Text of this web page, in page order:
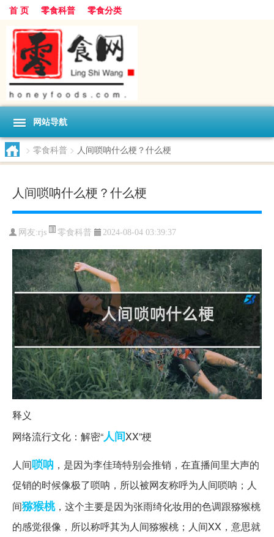
首 页 零食科普 零食分类
网站导航
> 零食科普 > 人间唢呐什么梗？什么梗
人间唢呐什么梗？什么梗
网友:rjs 零食科普 2024-08-04 03:39:37
释义
网络流行文化：解密“人间XX”梗
人间唢呐 ，是因为李佳琦特别会推销，在直播间里大声的
促销的时候像极了唢呐，所以被网友称呼为人间唢呐；人
间猕猴桃，这个主要是因为张雨绮化妆用的色调跟猕猴桃
的感觉很像，所以称呼其为人间猕猴桃；人间XX，意思就